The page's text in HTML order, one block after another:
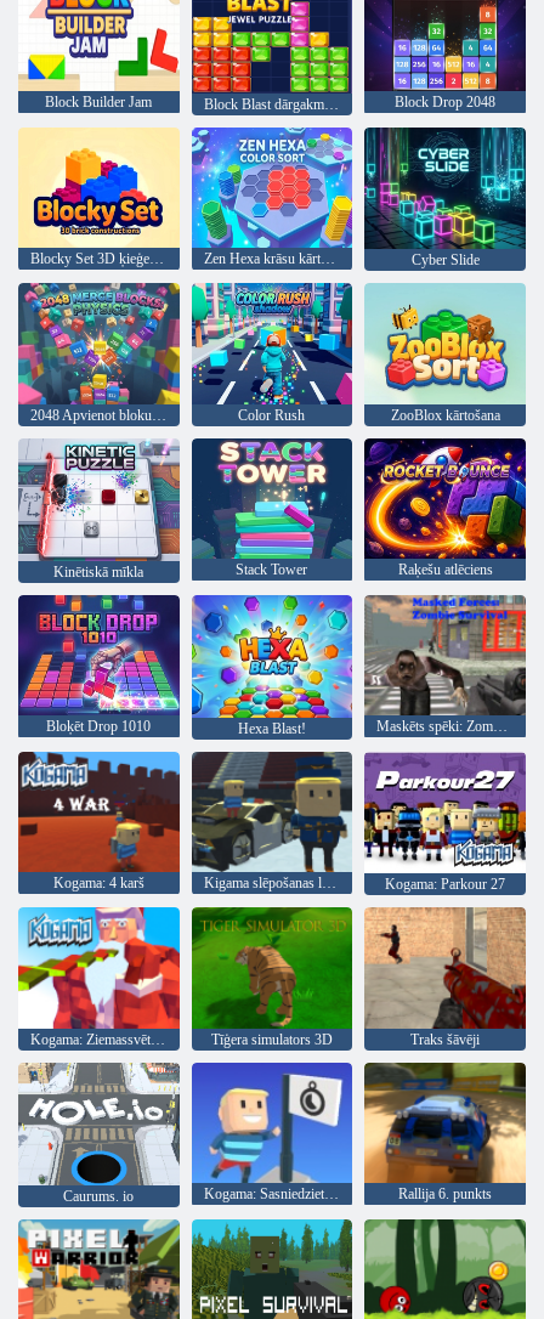
Block Builder Jam Block Blast dārgakmeņu mīkla Block Drop 2048
Blocky Set 3D ķieģeļu konstrukcijas Zen Hexa krāsu kārtošana Cyber Slide
2048 Apvienot blokus: fizika Color Rush ZooBlox kārtošana
Kinētiskā mīkla Stack Tower Raķešu atlēciens
Bloķēt Drop 1010 Hexa Blast! Maskēts spēki: Zombie Survival
Kogama: 4 karš Kigama slēpošanas lekt! Kogama: Parkour 27
Kogama: Ziemassvētku parks Tīģera simulators 3D Traks šāvēji
Caurums. io Kogama: Sasniedziet karogu Rallija 6. punkts